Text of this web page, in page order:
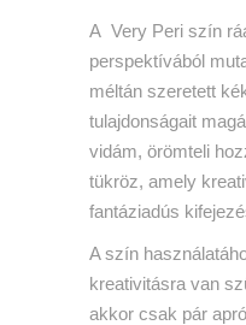
A Very Peri szín
perspektívából
méltán szeretett
tulajdonságait
vidám, örömteli
tükröz, amely
fantáziadús
A szín
kreativitásra van
akkor csak pár